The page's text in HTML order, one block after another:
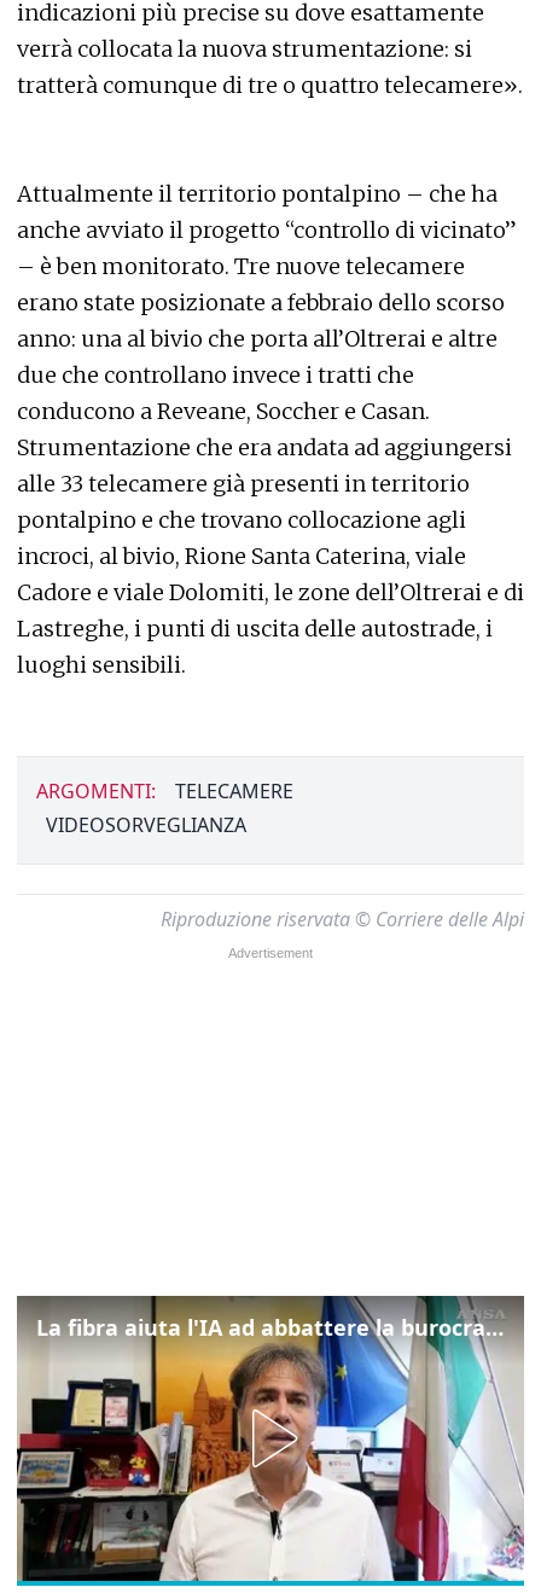
indicazioni più precise su dove esattamente
verrà collocata la nuova strumentazione: si
tratterà comunque di tre o quattro telecamere».
Attualmente il territorio pontalpino – che ha
anche avviato il progetto “controllo di vicinato”
– è ben monitorato. Tre nuove telecamere
erano state posizionate a febbraio dello scorso
anno: una al bivio che porta all’Oltrerai e altre
due che controllano invece i tratti che
conducono a Reveane, Soccher e Casan.
Strumentazione che era andata ad aggiungersi
alle 33 telecamere già presenti in territorio
pontalpino e che trovano collocazione agli
incroci, al bivio, Rione Santa Caterina, viale
Cadore e viale Dolomiti, le zone dell’Oltrerai e di
Lastreghe, i punti di uscita delle autostrade, i
luoghi sensibili.
ARGOMENTI:
TELECAMERE
VIDEOSORVEGLIANZA
Riproduzione riservata © Corriere delle Alpi
La fibra aiuta l'IA ad abbattere la burocrazia, progetto pilota in Veneto